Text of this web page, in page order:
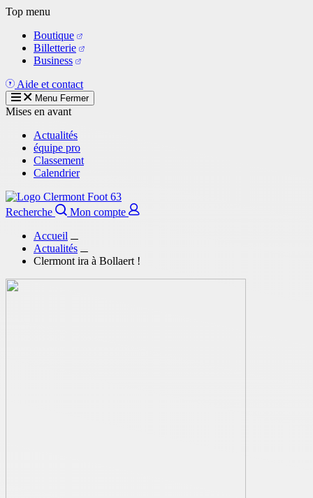
Aller
contenu
principal
Top menu
Boutique
Billetterie
Business
Aide et contact
Menu Fermer
Mises en avant
Actualités
équipe pro
Classement
Calendrier
Recherche
Mon compte
Accueil
Actualités
Clermont ira à Bollaert !